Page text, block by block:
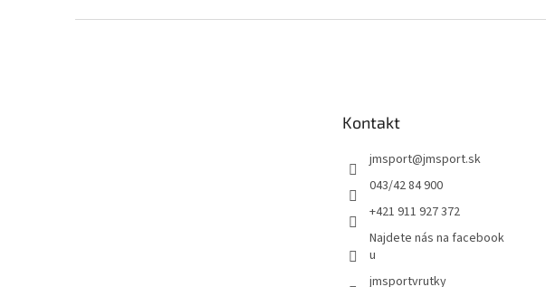
Kontakt
jmsport@jmsport.sk
043/42 84 900
+421 911 927 372
Najdete nás na facebook
u
jmsportvrutky